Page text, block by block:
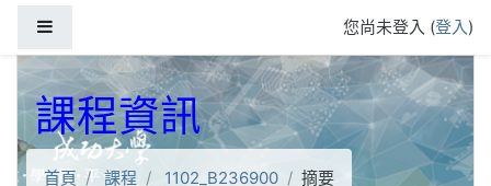
您尚未登入 (登入)
課程資訊
首頁 課程 1102_B236900 摘要